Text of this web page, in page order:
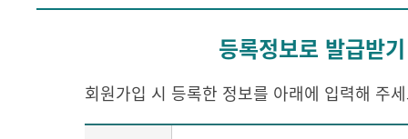
등록정보로 발급받기
회원가입 시 등록한 정보를 아래에 입력해 주